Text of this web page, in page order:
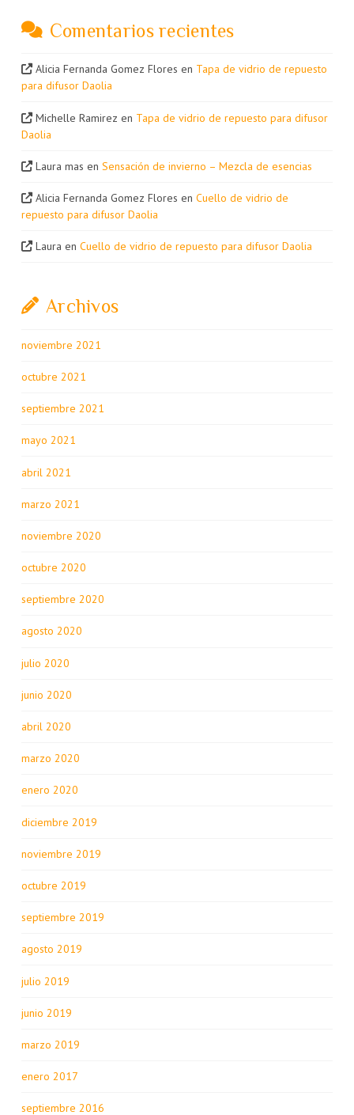
Comentarios recientes
Alicia Fernanda Gomez Flores en Tapa de vidrio de repuesto
para difusor Daolia
Michelle Ramirez en Tapa de vidrio de repuesto para difusor
Daolia
Laura mas enSensación de invierno – Mezcla de esencias
Alicia Fernanda Gomez Flores enCuello de vidrio de
repuesto para difusor Daolia
Laura enCuello de vidrio de repuesto para difusor Daolia
Archivos
noviembre 2021
octubre 2021
septiembre 2021
mayo 2021
abril 2021
marzo 2021
noviembre 2020
octubre 2020
septiembre 2020
agosto 2020
julio 2020
junio 2020
abril 2020
marzo 2020
enero 2020
diciembre 2019
noviembre 2019
octubre 2019
septiembre 2019
agosto 2019
julio 2019
junio 2019
marzo 2019
enero 2017
septiembre 2016